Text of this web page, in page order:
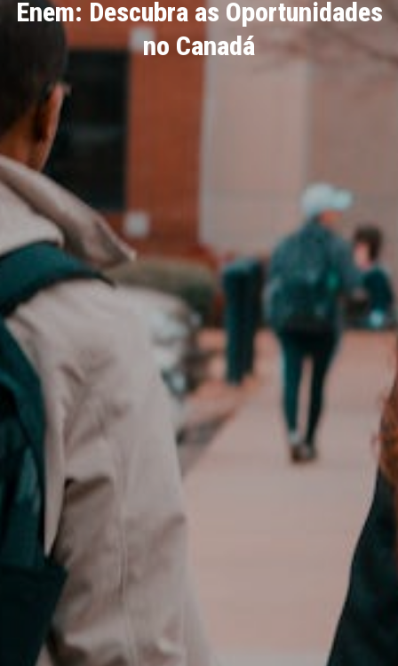
Enem: Descubra as Oportunidades
no Canadá